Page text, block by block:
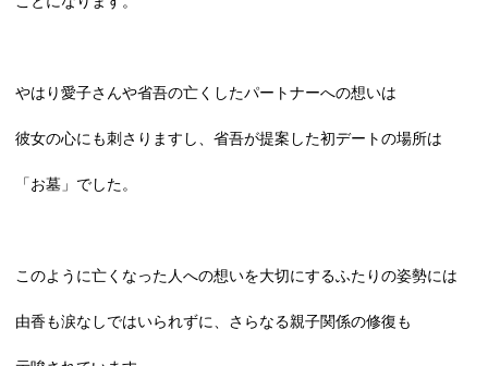
やはり愛子さんや省吾の亡くしたパートナーへの想いは
彼女の心にも刺さりますし、省吾が提案した初デートの場所は
「お墓」でした。
このように亡くなった人への想いを大切にするふたりの姿勢には
由香も涙なしではいられずに、さらなる親子関係の修復も